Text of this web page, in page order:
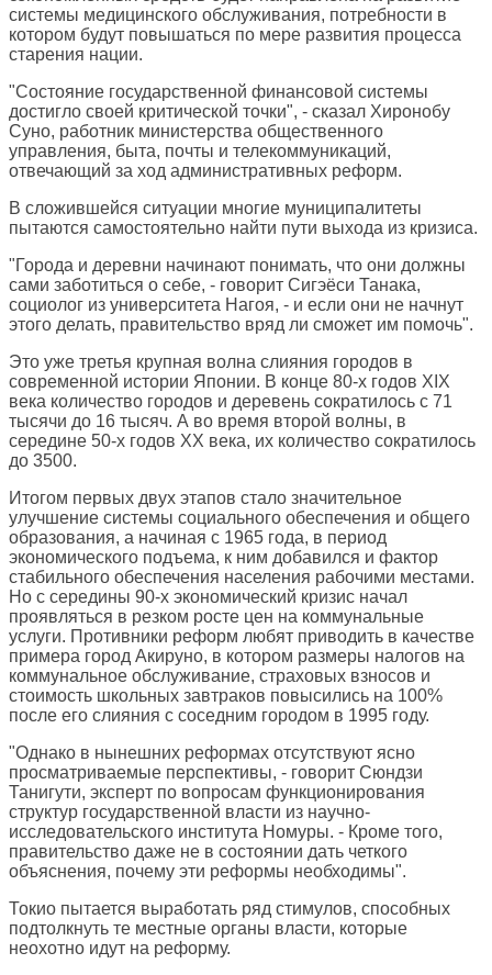
системы медицинского обслуживания, потребности в
котором будут повышаться по мере развития процесса
старения нации.
"Состояние государственной финансовой системы
достигло своей критической точки", - сказал Хиронобу
Суно, работник министерства общественного
управления, быта, почты и телекоммуникаций,
отвечающий за ход административных реформ.
В сложившейся ситуации многие муниципалитеты
пытаются самостоятельно найти пути выхода из кризиса.
"Города и деревни начинают понимать, что они должны
сами заботиться о себе, - говорит Сигэёси Танака,
социолог из университета Нагоя, - и если они не начнут
этого делать, правительство вряд ли сможет им помочь".
Это уже третья крупная волна слияния городов в
современной истории Японии. В конце 80-х годов XIX
века количество городов и деревень сократилось с 71
тысячи до 16 тысяч. А во время второй волны, в
середине 50-х годов ХХ века, их количество сократилось
до 3500.
Итогом первых двух этапов стало значительное
улучшение системы социального обеспечения и общего
образования, а начиная с 1965 года, в период
экономического подъема, к ним добавился и фактор
стабильного обеспечения населения рабочими местами.
Но с середины 90-х экономический кризис начал
проявляться в резком росте цен на коммунальные
услуги. Противники реформ любят приводить в качестве
примера город Акируно, в котором размеры налогов на
коммунальное обслуживание, страховых взносов и
стоимость школьных завтраков повысились на 100%
после его слияния с соседним городом в 1995 году.
"Однако в нынешних реформах отсутствуют ясно
просматриваемые перспективы, - говорит Сюндзи
Танигути, эксперт по вопросам функционирования
структур государственной власти из научно-
исследовательского института Номуры. - Кроме того,
правительство даже не в состоянии дать четкого
объяснения, почему эти реформы необходимы".
Токио пытается выработать ряд стимулов, способных
подтолкнуть те местные органы власти, которые
неохотно идут на реформу.